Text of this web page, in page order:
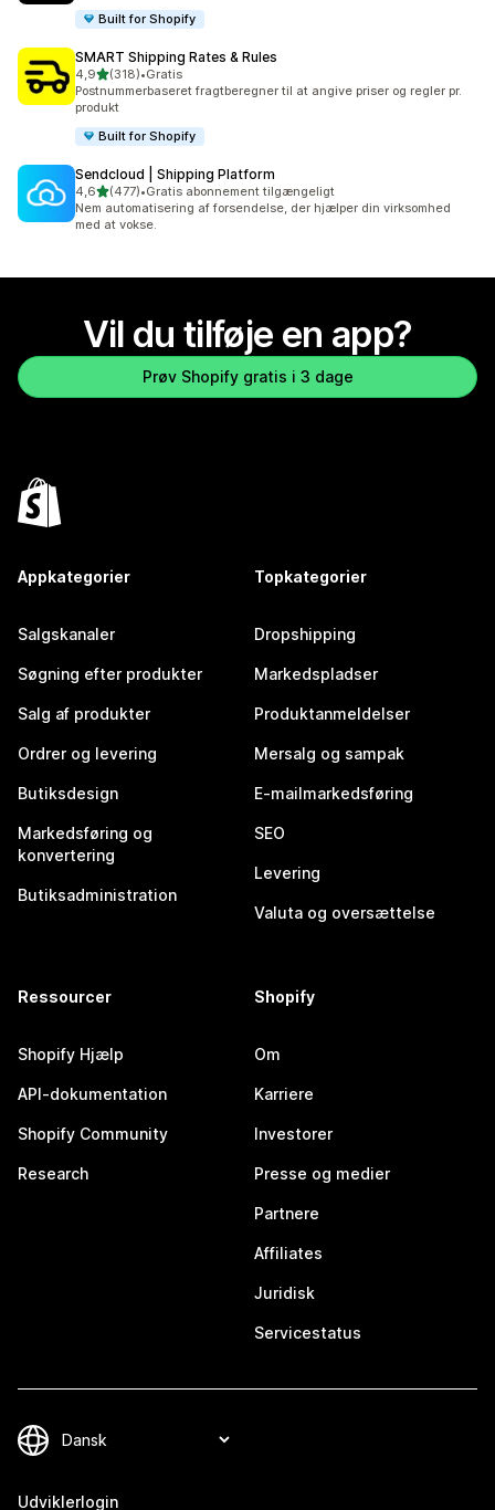
Built for Shopify
SMART Shipping Rates & Rules
4,9ud af 5 stjerner
(318)
318 anmeldelser i alt
•Gratis
Postnummerbaseret fragtberegner til at angive priser og regler pr.
produkt
Built for Shopify
Sendcloud | Shipping Platform
4,6ud af 5 stjerner
(477)
477 anmeldelser i alt
•Gratis abonnement tilgængeligt
Nem automatisering af forsendelse, der hjælper din virksomhed
med at vokse.
Vil du tilføje en app?
Prøv Shopify gratis i 3 dage
Appkategorier
Salgskanaler
Søgning efter produkter
Salg af produkter
Ordrer og levering
Butiksdesign
Markedsføring og
konvertering
Butiksadministration
Topkategorier
Dropshipping
Markedspladser
Produktanmeldelser
Mersalg og sampak
E-mailmarkedsføring
SEO
Levering
Valuta og oversættelse
Ressourcer
Shopify Hjælp
API-dokumentation
Shopify Community
Research
Shopify
Om
Karriere
Investorer
Presse og medier
Partnere
Affiliates
Juridisk
Servicestatus
Udviklerlogin